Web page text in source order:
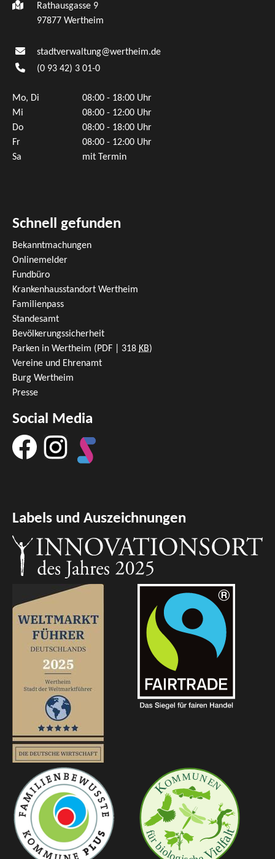
Rathausgasse 9
97877 Wertheim
stadtverwaltung@wertheim.de
(0 93 42) 3 01-0
Mo, Di
08:00 - 18:00 Uhr
Mi
08:00 - 12:00 Uhr
Do
08:00 - 18:00 Uhr
Fr
08:00 - 12:00 Uhr
Sa
mit Termin
Schnell gefunden
Bekanntmachungen
Onlinemelder
Fundbüro
Krankenhausstandort Wertheim
Familienpass
Standesamt
Bevölkerungssicherheit
Parken in Wertheim (PDF | 318 KB)
Vereine und Ehrenamt
Burg Wertheim
Presse
Social Media
Labels und Auszeichnungen